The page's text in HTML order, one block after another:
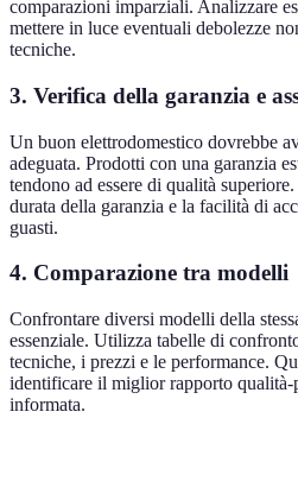
comparazioni imparziali. Analizzare
mettere in luce eventuali debolezze
tecniche.
3. Verifica della garanzia e
Un buon elettrodomestico dovrebbe
adeguata. Prodotti con una garanzia
tendono ad essere di qualità
durata della garanzia e la facilità di
guasti.
4. Comparazione tra modelli
Confrontare diversi modelli della
essenziale. Utilizza tabelle di
tecniche, i prezzi e le performance.
identificare il miglior rapporto qualità-
informata.